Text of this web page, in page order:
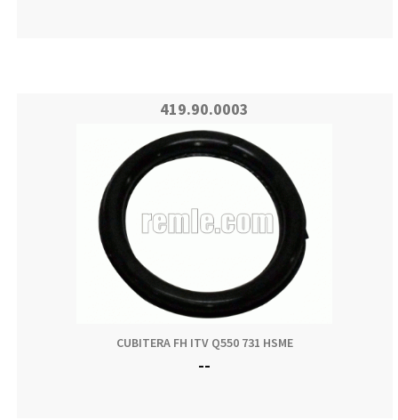
419.90.0003
CUBITERA FH ITV Q550 731 HSME
--